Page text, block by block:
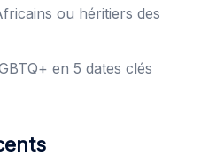
ou héritiers des
en 5 dates clés